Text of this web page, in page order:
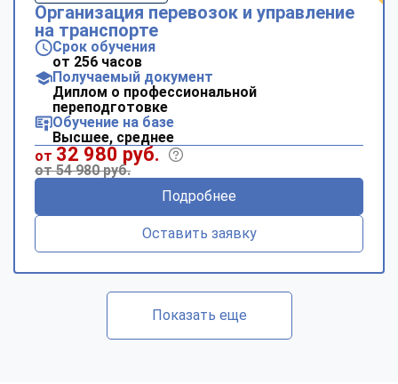
Организация перевозок и управление
на транспорте
Срок обучения
от 256 часов
Получаемый документ
Диплом о профессиональной
переподготовке
Обучение на базе
Высшее, среднее
от 32 980 руб.
от 54 980 руб.
Подробнее
Оставить заявку
Показать еще